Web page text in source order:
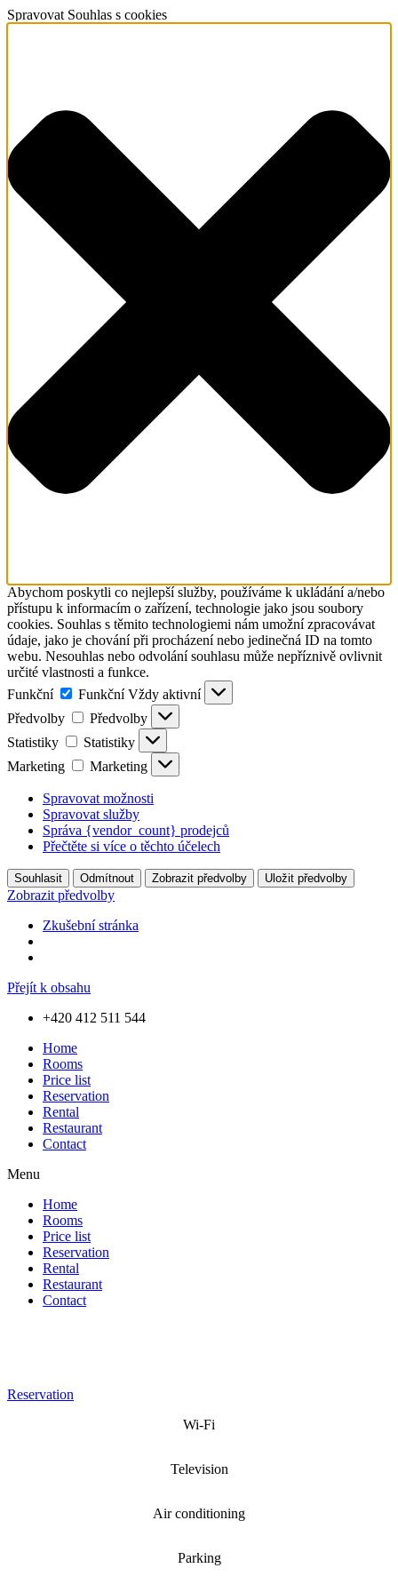
Spravovat Souhlas s cookies
Abychom poskytli co nejlepší služby, používáme k ukládání a/nebo
přístupu k informacím o zařízení, technologie jako jsou soubory
cookies. Souhlas s těmito technologiemi nám umožní zpracovávat
údaje, jako je chování při procházení nebo jedinečná ID na tomto
webu. Nesouhlas nebo odvolání souhlasu může nepříznivě ovlivnit
určité vlastnosti a funkce.
Funkční
Funkční Vždy aktivní
Předvolby
Předvolby
Statistiky
Statistiky
Marketing
Marketing
Spravovat možnosti
Spravovat služby
Správa {vendor_count} prodejců
Přečtěte si více o těchto účelech
Souhlasit Odmítnout Zobrazit předvolby Uložit předvolby
Zobrazit předvolby
Zkušební stránka
Přejít k obsahu
+420 412 511 544
Home
Rooms
Price list
Reservation
Rental
Restaurant
Contact
Menu
Home
Rooms
Price list
Reservation
Rental
Restaurant
Contact
Reservation
Wi-Fi
Television
Air conditioning
Parking